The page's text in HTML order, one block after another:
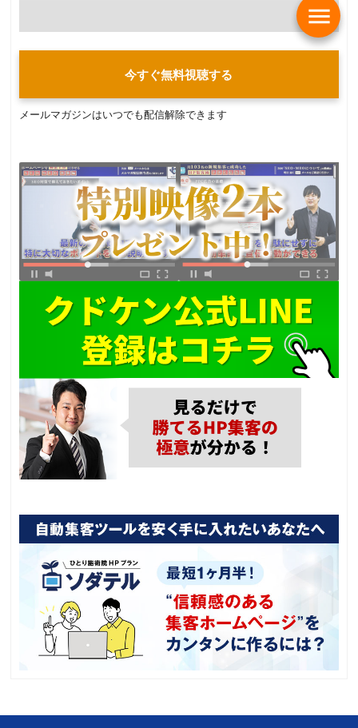
今すぐ無料視聴する
メールマガジンはいつでも配信解除できます
menu